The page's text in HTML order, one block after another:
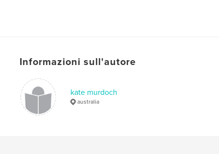
Informazioni sull'autore
kate murdoch
australia